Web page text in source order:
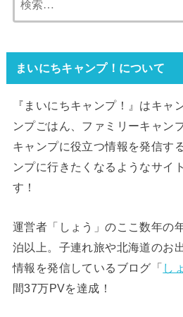
索:
まいにちキャンプ！について
『まいにちキャンプ！』はキャ
ンプごはん、ファミリーキャン
キャンプに役立つ情報を発信す
ンプに行きたくなるようなサイ
す！
運営者「しょう」のここ数年の
泊以上。子連れ旅や北海道のお
情報を発信しているブログ「 し
間37万PVを達成！